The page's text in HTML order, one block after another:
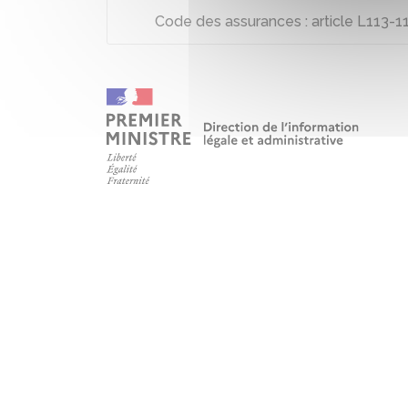
Code des assurances : article L113-